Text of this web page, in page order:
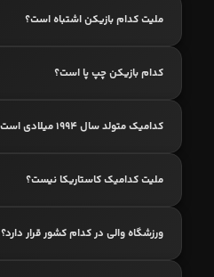
ملیت کدام بازیکن اشتباه است؟
کدام بازیکن چپ پا است؟
کدامیک متولد سال 1994 میلادی است؟
ملیت کدامیک کاستاریکا نیست؟
ورزشگاه والی در کدام کشور قرار دارد؟